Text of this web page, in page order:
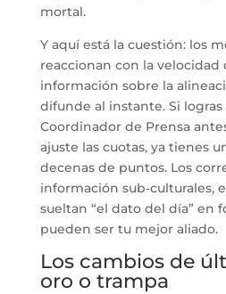
mortal.
Y aquí está la cuestión: los
reaccionan con la velocidad
información sobre la
difunde al instante. Si
Coordinador de Prensa
ajuste las cuotas, ya tienes
decenas de puntos. Los
información sub‑culturales,
sueltan “el dato del día” en
pueden ser tu mejor aliado.
Los cambios de
oro o trampa